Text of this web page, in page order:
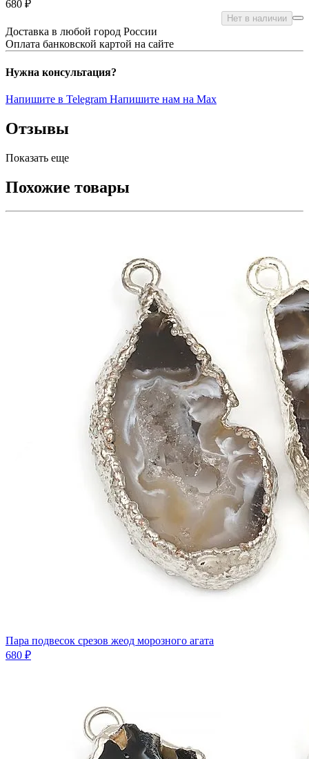
680 ₽
Нет в наличии
Доставка в любой город России
Оплата банковской картой на сайте
Нужна консультация?
Напишите в Telegram Напишите нам на Max
Отзывы
Показать еще
Похожие товары
Пара подвесок срезов жеод морозного агата
680 ₽